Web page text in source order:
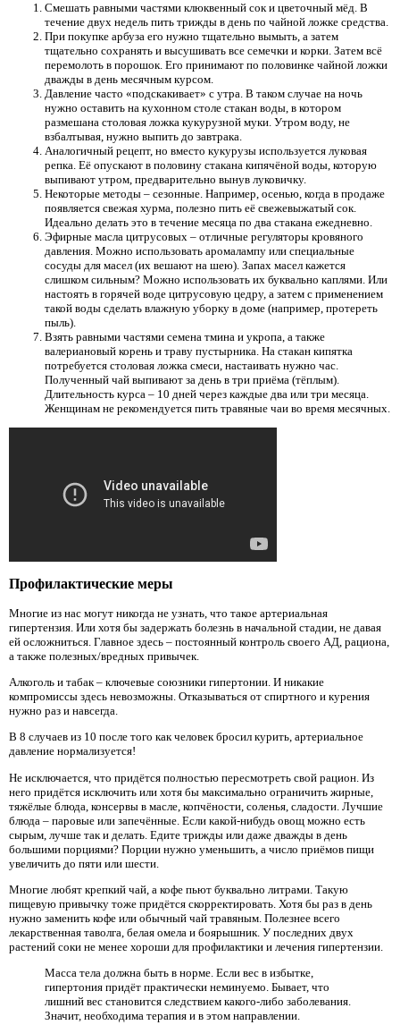
Смешать равными частями клюквенный сок и цветочный мёд. В
течение двух недель пить трижды в день по чайной ложке средства.
При покупке арбуза его нужно тщательно вымыть, а затем
тщательно сохранять и высушивать все семечки и корки. Затем всё
перемолоть в порошок. Его принимают по половинке чайной ложки
дважды в день месячным курсом.
Давление часто «подскакивает» с утра. В таком случае на ночь
нужно оставить на кухонном столе стакан воды, в котором
размешана столовая ложка кукурузной муки. Утром воду, не
взбалтывая, нужно выпить до завтрака.
Аналогичный рецепт, но вместо кукурузы используется луковая
репка. Её опускают в половину стакана кипячёной воды, которую
выпивают утром, предварительно вынув луковичку.
Некоторые методы – сезонные. Например, осенью, когда в продаже
появляется свежая хурма, полезно пить её свежевыжатый сок.
Идеально делать это в течение месяца по два стакана ежедневно.
Эфирные масла цитрусовых – отличные регуляторы кровяного
давления. Можно использовать аромалампу или специальные
сосуды для масел (их вешают на шею). Запах масел кажется
слишком сильным? Можно использовать их буквально каплями. Или
настоять в горячей воде цитрусовую цедру, а затем с применением
такой воды сделать влажную уборку в доме (например, протереть
пыль).
Взять равными частями семена тмина и укропа, а также
валериановый корень и траву пустырника. На стакан кипятка
потребуется столовая ложка смеси, настаивать нужно час.
Полученный чай выпивают за день в три приёма (тёплым).
Длительность курса – 10 дней через каждые два или три месяца.
Женщинам не рекомендуется пить травяные чаи во время месячных.
Профилактические меры
Многие из нас могут никогда не узнать, что такое артериальная
гипертензия. Или хотя бы задержать болезнь в начальной стадии, не давая
ей осложниться. Главное здесь – постоянный контроль своего АД, рациона,
а также полезных/вредных привычек.
Алкоголь и табак – ключевые союзники гипертонии. И никакие
компромиссы здесь невозможны. Отказываться от спиртного и курения
нужно раз и навсегда.
В 8 случаев из 10 после того как человек бросил курить, артериальное
давление нормализуется!
Не исключается, что придётся полностью пересмотреть свой рацион. Из
него придётся исключить или хотя бы максимально ограничить жирные,
тяжёлые блюда, консервы в масле, копчёности, соленья, сладости. Лучшие
блюда – паровые или запечённые. Если какой-нибудь овощ можно есть
сырым, лучше так и делать. Едите трижды или даже дважды в день
большими порциями? Порции нужно уменьшить, а число приёмов пищи
увеличить до пяти или шести.
Многие любят крепкий чай, а кофе пьют буквально литрами. Такую
пищевую привычку тоже придётся скорректировать. Хотя бы раз в день
нужно заменить кофе или обычный чай травяным. Полезнее всего
лекарственная таволга, белая омела и боярышник. У последних двух
растений соки не менее хороши для профилактики и лечения гипертензии.
Масса тела должна быть в норме. Если вес в избытке,
гипертония придёт практически неминуемо. Бывает, что
лишний вес становится следствием какого-либо заболевания.
Значит, необходима терапия и в этом направлении.